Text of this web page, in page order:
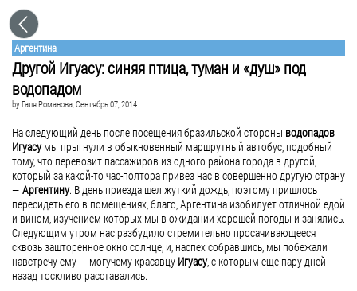
Аргентина
Другой Игуасу: синяя птица, туман и «душ» под
водопадом
byГаля Романова, Сентябрь 07, 2014
На следующий день после посещения бразильской стороны водопадов
Игуасумы прыгнули в обыкновенный маршрутный автобус, подобный
тому, что перевозит пассажиров из одного района города в другой,
который за какой-то час-полтора привез нас в совершенно другую страну
— Аргентину. В день приезда шел жуткий дождь, поэтому пришлось
пересидеть его в помещениях, благо, Аргентина изобилует отличной едой
и вином, изучением которых мы в ожидании хорошей погоды и занялись.
Следующим утром нас разбудило стремительно просачивающееся
сквозь зашторенное окно солнце, и, наспех собравшись, мы побежали
навстречу ему — могучему красавцу Игуасу, с которым еще пару дней
назад тоскливо расставались.